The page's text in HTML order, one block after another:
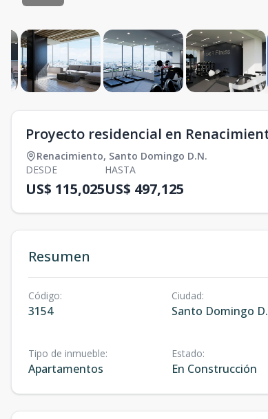
Proyecto residencial en
Renacimiento, Santo Domingo D.N.
DESDE
US$ 115,025
HASTA
US$ 497,125
Resumen
Código:
3154
Ciudad:
Santo Domingo
Tipo de inmueble:
Apartamentos
Estado:
En Construcción